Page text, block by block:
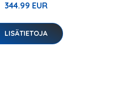
344.99 EUR
LISÄTIETOJA